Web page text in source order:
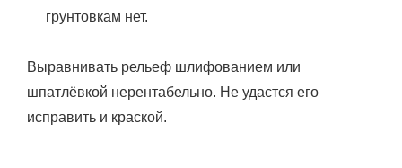
грунтовкам нет.
Выравнивать рельеф шлифованием или
шпатлёвкой нерентабельно. Не удастся его
исправить и краской.